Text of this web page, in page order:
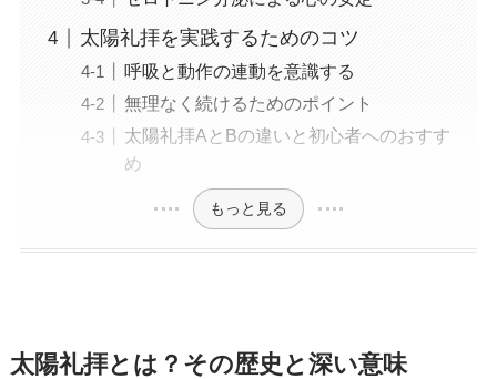
太陽礼拝を実践するためのコツ
呼吸と動作の連動を意識する
無理なく続けるためのポイント
太陽礼拝AとBの違いと初心者へのおすす
め
もっと見る
太陽礼拝とは？その歴史と深い意味